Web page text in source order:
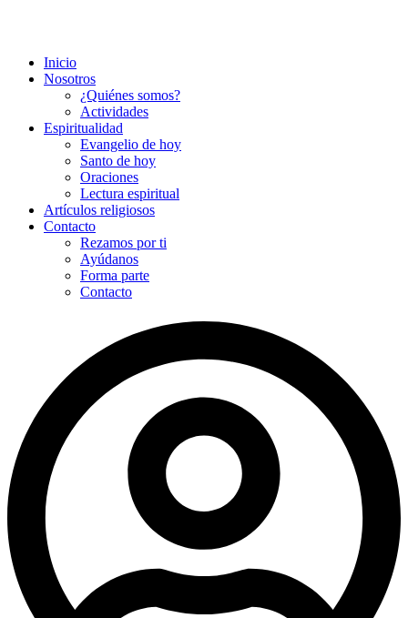
Inicio
Nosotros
¿Quiénes somos?
Actividades
Espiritualidad
Evangelio de hoy
Santo de hoy
Oraciones
Lectura espiritual
Artículos religiosos
Contacto
Rezamos por ti
Ayúdanos
Forma parte
Contacto